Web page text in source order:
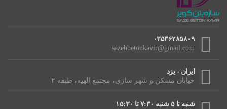
۰۳۵۳۶۲۸۵۸۰۹
sazehbetonkavir@gmail.com
ایران - یزد
خیابان مسکن و شهر سازی، مجتمع الهیه، طبقه ۲
شنبه تا ۵ شنبه ۷:۳۰ تا ۱۵:۳۰